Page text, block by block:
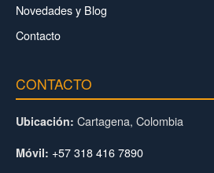
Novedades y Blog
Contacto
CONTACTO
Ubicación: Cartagena, Colombia
Móvil: +57 318 416 7890